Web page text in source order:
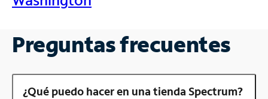
Preguntas frecuentes
¿Qué puedo hacer en una tienda Spectrum?